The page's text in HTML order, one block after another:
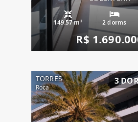
149.57 m² 2 dorms
R$
TORRES
Roca
3